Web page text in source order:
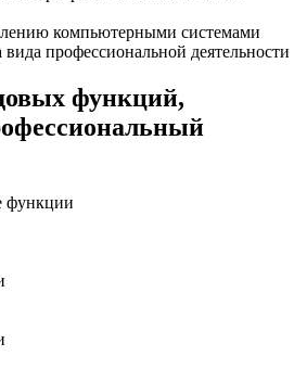
компьютерными системами
профессиональной деятельности
функций,
функции